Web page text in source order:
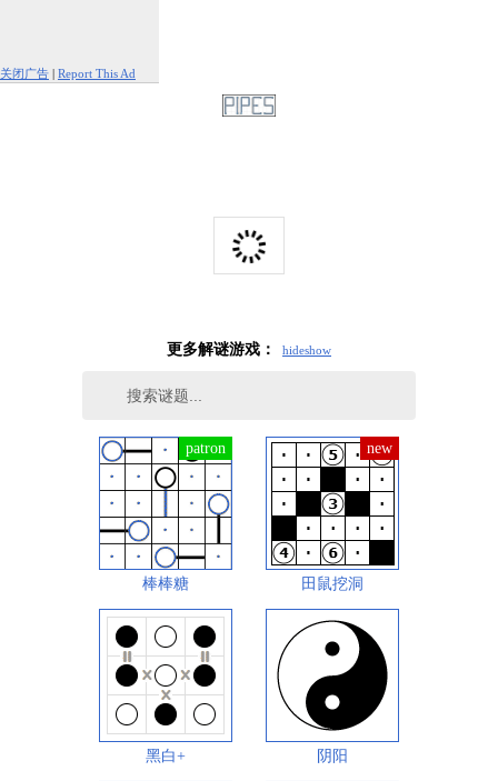
关闭广告 | Report This Ad
更多解谜游戏： hideshow
棒棒糖 田鼠挖洞
黑白+ 阴阳